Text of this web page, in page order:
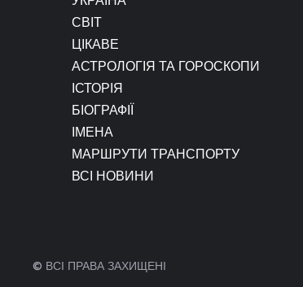
СВІТ
ЦІКАВЕ
АСТРОЛОГІЯ ТА ГОРОСКОПИ
ІСТОРІЯ
БІОГРАФІЇ
ІМЕНА
МАРШРУТИ ТРАНСПОРТУ
ВСІ НОВИНИ
© ВСІ ПРАВА ЗАХИЩЕНІ